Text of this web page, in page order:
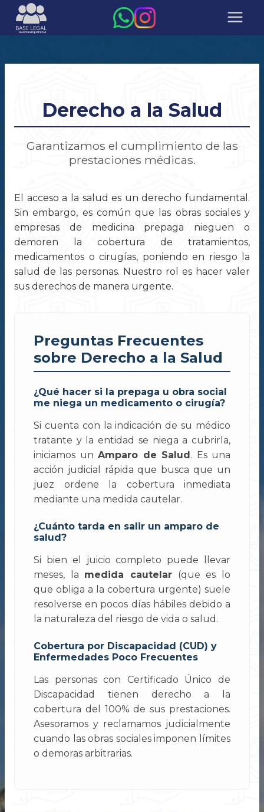
Derecho a la Salud
Garantizamos el cumplimiento de las
prestaciones médicas.
El acceso a la salud es un derecho fundamental.
Sin embargo, es común que las obras sociales y
empresas de medicina prepaga nieguen o
demoren la cobertura de tratamientos,
medicamentos o cirugías, poniendo en riesgo la
salud de las personas. Nuestro rol es hacer valer
sus derechos de manera urgente.
Preguntas Frecuentes
sobre Derecho a la Salud
¿Qué hacer si la prepaga u obra social
me niega un medicamento o cirugía?
Si cuenta con la indicación de su médico
tratante y la entidad se niega a cubrirla,
iniciamos un Amparo de Salud. Es una
acción judicial rápida que busca que un
juez ordene la cobertura inmediata
mediante una medida cautelar.
¿Cuánto tarda en salir un amparo de
salud?
Si bien el juicio completo puede llevar
meses, la medida cautelar (que es lo
que obliga a la cobertura urgente) suele
resolverse en pocos días hábiles debido a
la naturaleza del riesgo de vida o salud.
Cobertura por Discapacidad (CUD) y
Enfermedades Poco Frecuentes
Las personas con Certificado Único de
Discapacidad tienen derecho a la
cobertura del 100% de sus prestaciones.
Asesoramos y reclamamos judicialmente
cuando las obras sociales imponen límites
o demoras arbitrarias.